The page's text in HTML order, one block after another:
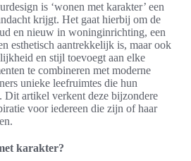
is ‘wonen met karakter’ een
krijgt. Het gaat hierbij om de
en nieuw in woninginrichting, een
esthetisch aantrekkelijk is, maar ook
en stijl toevoegt aan elke
te combineren met moderne
unieke leefruimtes die hun
Dit artikel verkent deze bijzondere
voor iedereen die zijn of haar
karakter?